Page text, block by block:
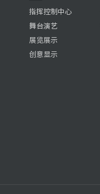
指挥控制中心
舞台演艺
展览展示
创意显示